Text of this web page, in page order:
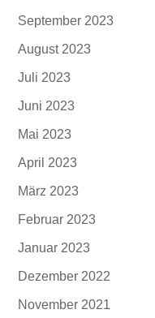
September 2023
August 2023
Juli 2023
Juni 2023
Mai 2023
April 2023
März 2023
Februar 2023
Januar 2023
Dezember 2022
November 2021